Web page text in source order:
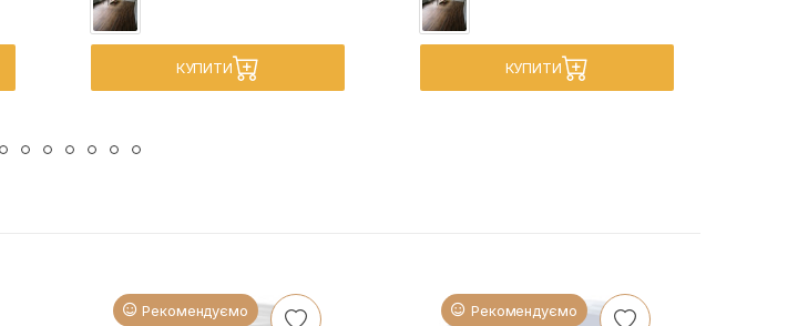
КУПИТИ КУПИТИ
Рекомендуємо Рекомендуємо